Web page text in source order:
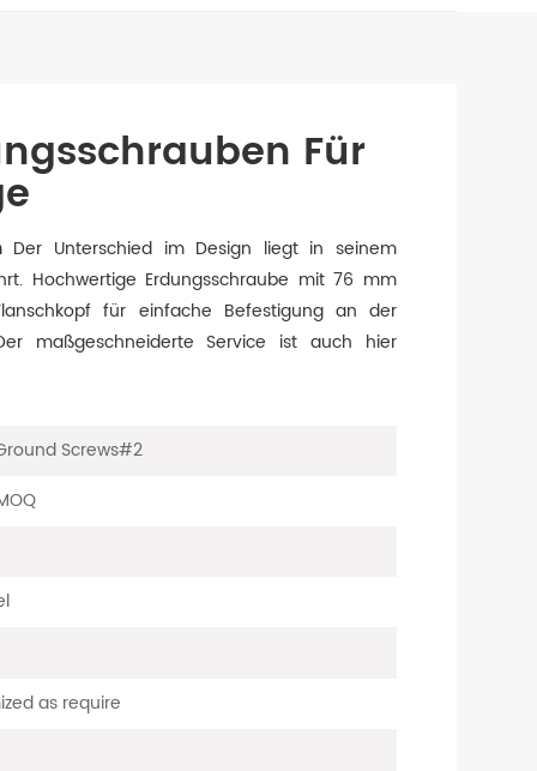
Für
Der Unterschied im Design liegt in seinem
Hochwertige Erdungsschraube mit 76 mm
für einfache Befestigung an der
maßgeschneiderte Service ist auch hier
Screws#2
as require